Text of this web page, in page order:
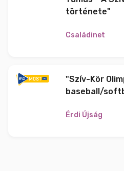
története"
Családinet
"Szív-Kör
baseball/
Érdi Újság